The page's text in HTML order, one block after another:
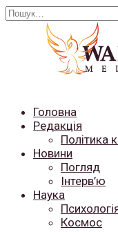
Перейти
Search
Головна
Редакція
Політика
Новини
Погляд
Інтерв’ю
Наука
Космос